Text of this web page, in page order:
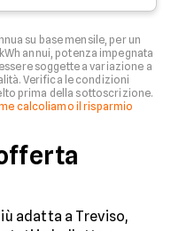
su base mensile, per un
annui, potenza impegnata
soggette a variazione a
Verifica le condizioni
prima della sottoscrizione.
calcoliamo il risparmio
adatta a Treviso,